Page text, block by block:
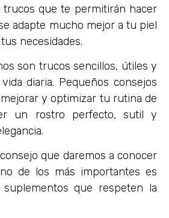
trucos que te permitirán hacer
adapte mucho mejor a tu piel
necesidades.
son trucos sencillos, útiles y
diaria. Pequeños consejos
y optimizar tu rutina de
un rostro perfecto, sutil y
que daremos a conocer
de los más importantes es
que respeten la